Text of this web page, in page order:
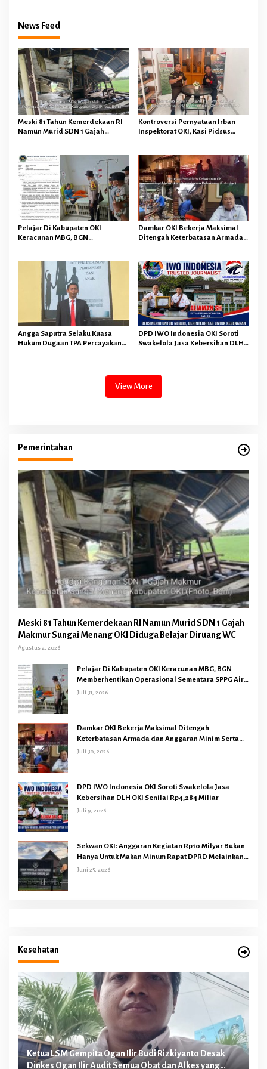
News Feed
Meski 81 Tahun Kemerdekaan RI
Namun Murid SDN 1 Gajah
Kontroversi Pernyataan Irban
Inspektorat OKI, Kasi Pidsus
Keuangan Negara Tidak
Menghapuskan Hukuman Pidana
Bagi Pelaku
Pelajar Di Kabupaten OKI
Keracunan MBG, BGN
Bandar Jaya
Damkar OKI Bekerja Maksimal
Ditengah Keterbatasan Armada
Angga Saputra Selaku Kuasa
Hukum Dugaan TPA Percayakan
DPD IWO Indonesia OKI Soroti
Swakelola Jasa Kebersihan DLH
View More
Pemerintahan
Meski 81 Tahun Kemerdekaan RI Namun Murid SDN 1 Gajah
Makmur Sungai Menang OKI Diduga Belajar Diruang WC
Agustus 2, 2026
Pelajar Di Kabupaten OKI Keracunan MBG, BGN
Memberhentikan Operasional Sementara SPPG Air
Sugihan Bandar Jaya
Juli 31, 2026
Damkar OKI Bekerja Maksimal Ditengah
Keterbatasan Armada dan Anggaran Minim Serta
Gaji Jauh Dari Harapan
Juli 30, 2026
DPD IWO Indonesia OKI Soroti Swakelola Jasa
Kebersihan DLH OKI Senilai Rp4,284 Miliar
Juli 9, 2026
Sekwan OKI: Anggaran Kegiatan Rp10 Milyar Bukan
Hanya Untuk Makan Minum Rapat DPRD Melainkan
Juga Kegiatan Reses Dapil 45 Anggota Dewan
Juni 25, 2026
Kesehatan
Ketua LSM Gempita Ogan Ilir Budi Rizkiyanto Desak
Dinkes Ogan Ilir Audit Semua Obat dan Alkes yang